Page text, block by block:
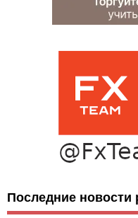
Последние новости